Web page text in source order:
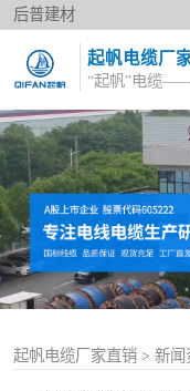
后普建材
起帆电缆厂
“起帆”电缆——
起帆电缆厂家直销 > 新闻
绝缘电线
电力电缆
橡套电缆
电源护套线
控制电缆